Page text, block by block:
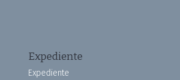
Expediente
Expediente